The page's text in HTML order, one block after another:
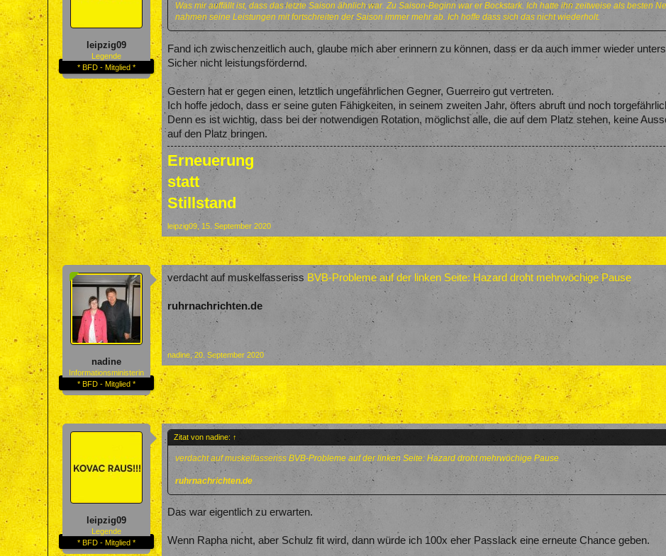
leipzig09
Legende
* BFD - Mitglied *
Was mir auffällt ist, dass das letzte Saison ähnlich war. Zu Saison-Beginn war er Bockstark. Ich hatte ihn zeitweise als besten
nahmen seine Leistungen mit fortschreiten der Saison immer mehr ab. Ich hoffe dass sich das nicht wiederholt.
Fand ich zwischenzeitlich auch, glaube mich aber erinnern zu können, dass er da auch immer wieder
Sicher nicht leistungsfördernd.
Gestern hat er gegen einen, letztlich ungefährlichen Gegner, Guerreiro gut vertreten.
Ich hoffe jedoch, dass er seine guten Fähigkeiten, in seinem zweiten Jahr, öfters abruft und noch
Denn es ist wichtig, dass bei der notwendigen Rotation, möglichst alle, die auf dem Platz stehen, keine
auf den Platz bringen.
Erneuerung
statt
Stillstand
leipzig09 15. September 2020
nadine
Informationsministerin
* BFD - Mitglied *
verdacht auf muskelfasseriss BVB-Probleme auf der linken Seite: Hazard droht mehrwöchige Pause
ruhrnachrichten.de
nadine , 20. September 2020
leipzig09
Legende
* BFD - Mitglied *
Zitat von nadine: ↑
verdacht auf muskelfasserissBVB-Probleme auf der linken Seite: Hazard droht mehrwöchige Pause
ruhrnachrichten.de
Das war eigentlich zu erwarten.
Wenn Rapha nicht, aber Schulz fit wird, dann würde ich 100x eher Passlack eine erneute Chance geben.